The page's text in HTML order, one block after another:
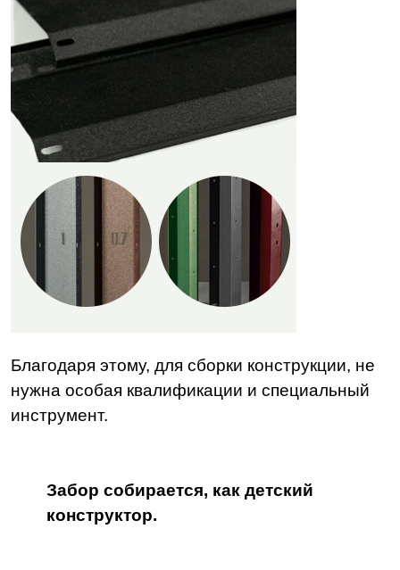
Благодаря этому, для сборки конструкции, не
нужна особая квалификации и специальный
инструмент.
Забор собирается, как детский
конструктор.